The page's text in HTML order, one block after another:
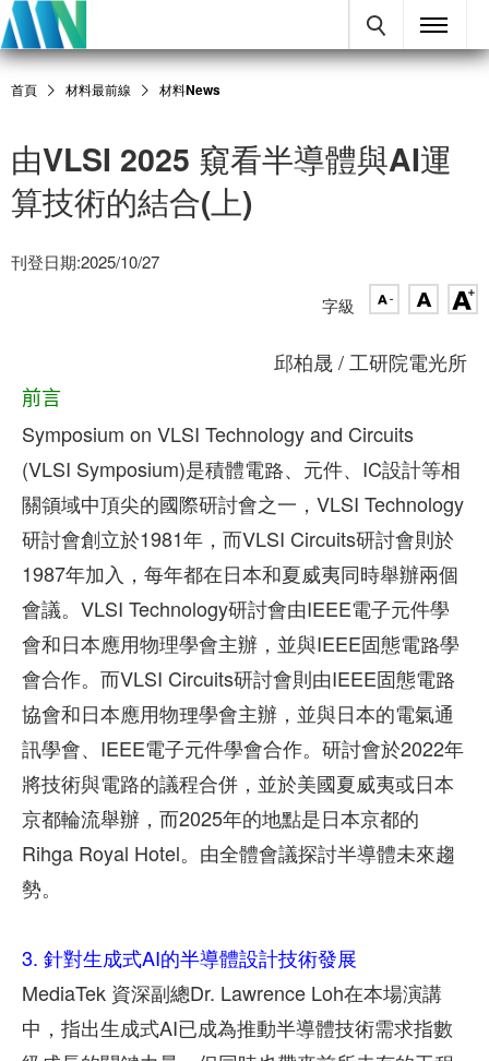
首頁 材料最前線 材料News
由VLSI 2025 窺看半導體與AI運
算技術的結合(上)
刊登日期:2025/10/27
字級
邱柏晟 / 工研院電光所
前言
Symposium on VLSI Technology and Circuits
(VLSI Symposium)是積體電路、元件、IC設計等相
關領域中頂尖的國際研討會之一，VLSI Technology
研討會創立於1981年，而VLSI Circuits研討會則於
1987年加入，每年都在日本和夏威夷同時舉辦兩個
會議。VLSI Technology研討會由IEEE電子元件學
會和日本應用物理學會主辦，並與IEEE固態電路學
會合作。而VLSI Circuits研討會則由IEEE固態電路
協會和日本應用物理學會主辦，並與日本的電氣通
訊學會、IEEE電子元件學會合作。研討會於2022年
將技術與電路的議程合併，並於美國夏威夷或日本
京都輪流舉辦，而2025年的地點是日本京都的
Rihga Royal Hotel。由全體會議探討半導體未來趨
勢。
3. 針對生成式AI的半導體設計技術發展
MediaTek 資深副總Dr. Lawrence Loh在本場演講
中，指出生成式AI已成為推動半導體技術需求指數